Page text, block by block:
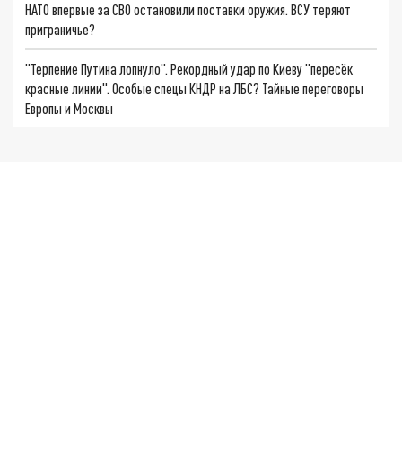
НАТО впервые за СВО остановили поставки оружия. ВСУ теряют
приграничье?
"Терпение Путина лопнуло". Рекордный удар по Киеву "пересёк
красные линии". Особые спецы КНДР на ЛБС? Тайные переговоры
Европы и Москвы